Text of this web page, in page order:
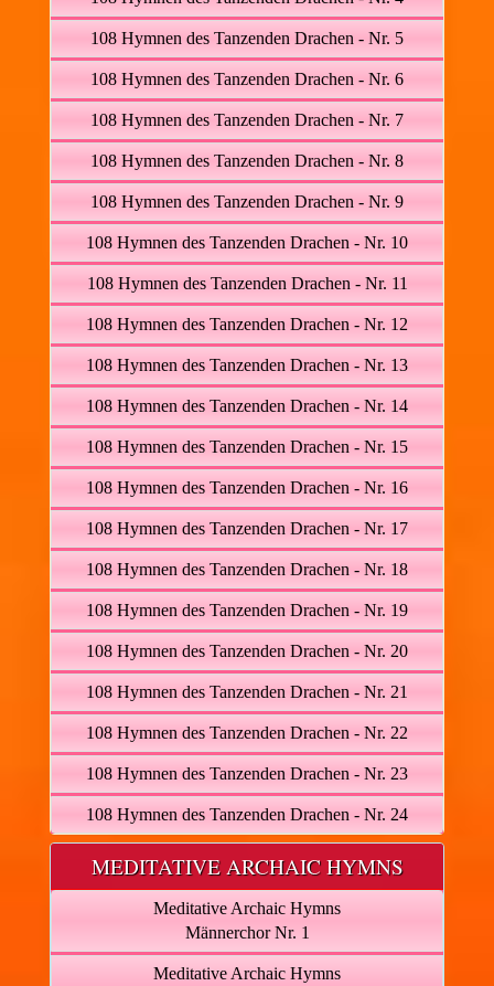
108 Hymnen des Tanzenden Drachen - Nr. 5
108 Hymnen des Tanzenden Drachen - Nr. 6
108 Hymnen des Tanzenden Drachen - Nr. 7
108 Hymnen des Tanzenden Drachen - Nr. 8
108 Hymnen des Tanzenden Drachen - Nr. 9
108 Hymnen des Tanzenden Drachen - Nr. 10
108 Hymnen des Tanzenden Drachen - Nr. 11
108 Hymnen des Tanzenden Drachen - Nr. 12
108 Hymnen des Tanzenden Drachen - Nr. 13
108 Hymnen des Tanzenden Drachen - Nr. 14
108 Hymnen des Tanzenden Drachen - Nr. 15
108 Hymnen des Tanzenden Drachen - Nr. 16
108 Hymnen des Tanzenden Drachen - Nr. 17
108 Hymnen des Tanzenden Drachen - Nr. 18
108 Hymnen des Tanzenden Drachen - Nr. 19
108 Hymnen des Tanzenden Drachen - Nr. 20
108 Hymnen des Tanzenden Drachen - Nr. 21
108 Hymnen des Tanzenden Drachen - Nr. 22
108 Hymnen des Tanzenden Drachen - Nr. 23
108 Hymnen des Tanzenden Drachen - Nr. 24
MEDITATIVE ARCHAIC HYMNS
Meditative Archaic Hymns
Männerchor Nr. 1
Meditative Archaic Hymns